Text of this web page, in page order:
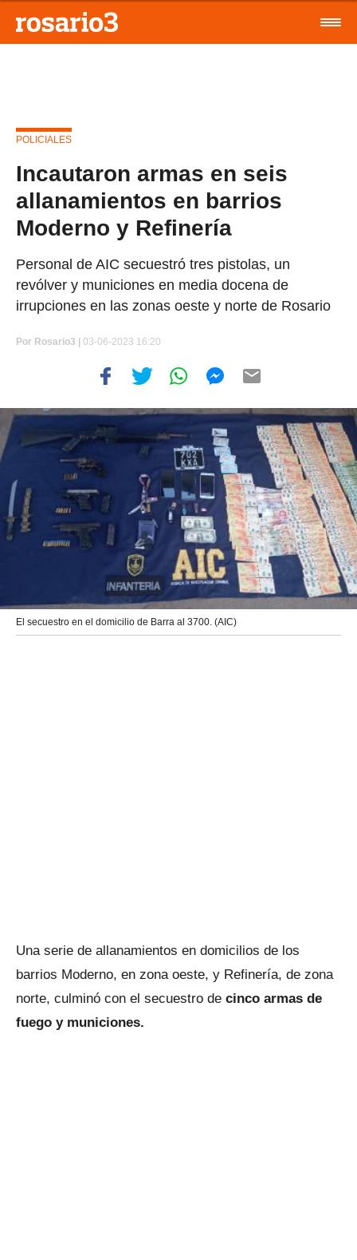
POLICIALES
Incautaron armas en seis
allanamientos en barrios
Moderno y Refinería
Personal de AIC secuestró tres pistolas, un
revólver y municiones en media docena de
irrupciones en las zonas oeste y norte de Rosario
Por Rosario3 | 03-06-2023 16:20
El secuestro en el domicilio de Barra al 3700. (AIC)
Una serie de allanamientos en domicilios de los
barrios Moderno, en zona oeste, y Refinería, de zona
norte, culminó con el secuestro de cinco armas de
fuego y municiones.